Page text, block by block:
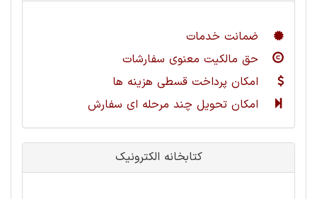
ضمانت خدمات
حق مالکیت معنوی سفارشات
امکان پرداخت قسطی هزینه ها
امکان تحویل چند مرحله ای سفارش
کتابخانه الکترونیک